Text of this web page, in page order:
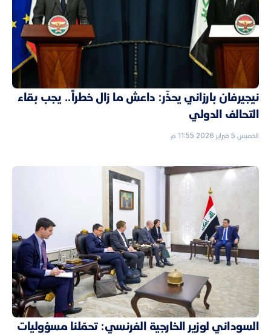
نيجيرفان بارزاني يحذّر: داعش ما زال خطراً.. يجب بقاء
التحالف الدولي
الخميس 5 فبراير 2026 11:55 م
السوداني لوزير الخارجية الفرنسي: تحمّلنا مسؤوليات